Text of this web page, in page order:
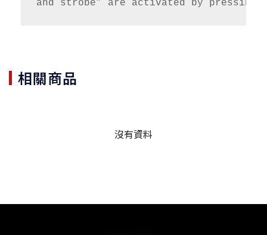
相關商品
沒有資料